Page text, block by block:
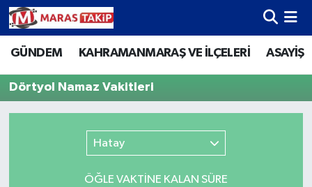
GÜNDEM KAHRAMANMARAŞ VE İLÇELERİ ASAYİŞ
Dörtyol Namaz Vakitleri
Hatay
ÖĞLE VAKTİNE KALAN SÜRE
Kahramanmaraş Nöbetçi Eczaneler
Kahramanmaraş Hava Durumu
Kahramanmaraş Trafik Yoğunluk Haritası